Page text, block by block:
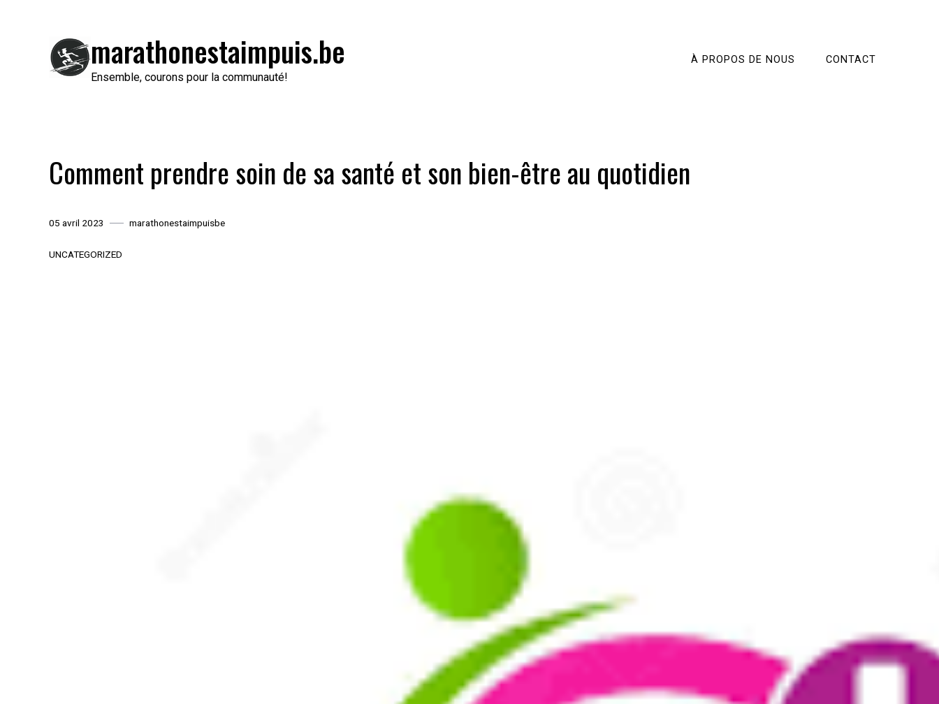
marathonestaimpuis.be
Ensemble, courons pour la communauté!
À PROPOS DE NOUS CONTACT
Comment prendre soin de sa santé et son bien-être au quotidien
05 avril 2023 marathonestaimpuisbe
UNCATEGORIZED